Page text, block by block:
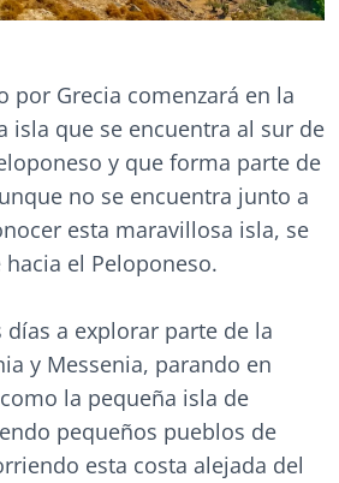
por Grecia comenzará en la
isla que se encuentra al sur de
y que forma parte de
no se encuentra junto a
esta maravillosa isla, se
el Peloponeso.
días a explorar parte de la
y Messenia, parando en
la pequeña isla de
pequeños pueblos de
esta costa alejada del